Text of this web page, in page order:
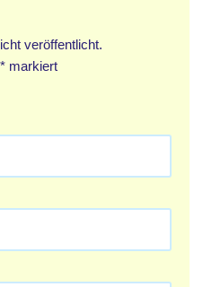
veröffentlicht.
* markiert